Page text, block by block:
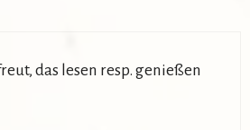
das lesen resp. genießen